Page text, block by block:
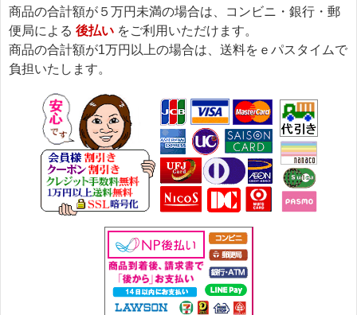
商品の合計額が５万円未満の場合は、コンビニ・銀行・郵
便局による 後払い をご利用いただけます。
商品の合計額が1万円以上の場合は、送料をｅパスタイムで
負担いたします。